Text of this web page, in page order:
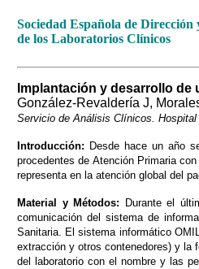
Sociedad Española de Dirección
de los Laboratorios Clínicos
Implantación y desarrollo
González-Revaldería J,
Servicio de Análisis Clínicos.
Introducción: Desde hace un año
procedentes de Atención Primaria
representa en la atención global del
Material y Métodos:
Durante el
comunicación del sistema de
Sanitaria. El sistema informático
extracción y otros contenedores) y la
del laboratorio con el nombre y las